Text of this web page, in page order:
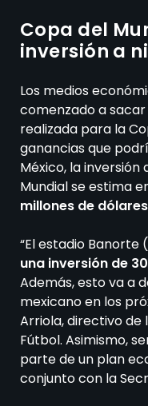
Copa del
inversión a
Los medios
comenzado a
realizada para la
ganancias que
México, la
Mundial se estima
millones de
“El estadio Banorte
una inversión de
Además, esto va a
mexicano en los
Arriola, directivo de
Fútbol. Asimismo,
parte de un plan
conjunto con la